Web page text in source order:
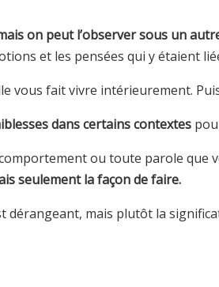
on peut l’observer sous un
et les pensées qui y étaient
vous fait vivre intérieurement.
dans certains contextes
ou toute parole que
seulement la façon de faire.
dérangeant, mais plutôt la